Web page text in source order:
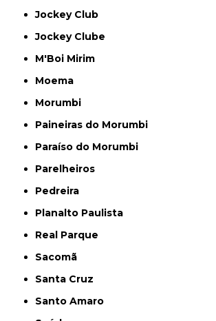
Jockey Club
Jockey Clube
M'Boi Mirim
Moema
Morumbi
Paineiras do Morumbi
Paraíso do Morumbi
Parelheiros
Pedreira
Planalto Paulista
Real Parque
Sacomã
Santa Cruz
Santo Amaro